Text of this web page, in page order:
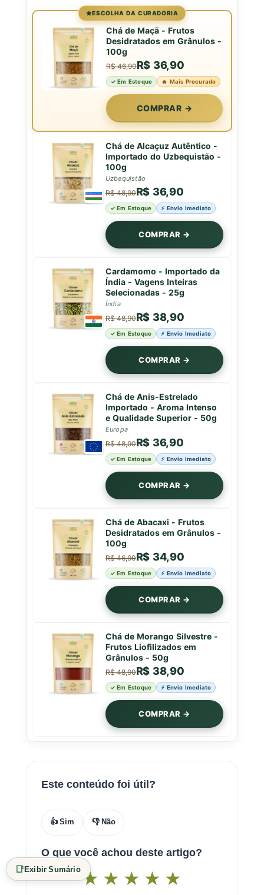
ESCOLHA DA CURADORIA
Chá de Maçã - Frutos
Desidratados em Grânulos -
100g
R$ 46,90R$ 36,90
✓ Em Estoque 🔥 Mais Procurado
COMPRAR →
Chá de Alcaçuz Autêntico -
Importado do Uzbequistão -
100g
Uzbequistão
R$ 48,90R$ 36,90
✓ Em Estoque ⚡ Envio Imediato
COMPRAR →
Cardamomo - Importado da
Índia - Vagens Inteiras
Selecionadas - 25g
Índia
R$ 48,90R$ 38,90
✓ Em Estoque ⚡ Envio Imediato
COMPRAR →
Chá de Anis-Estrelado
Importado - Aroma Intenso
e Qualidade Superior - 50g
Europa
R$ 48,90R$ 36,90
✓ Em Estoque ⚡ Envio Imediato
COMPRAR →
Chá de Abacaxi - Frutos
Desidratados em Grânulos -
100g
R$ 46,90R$ 34,90
✓ Em Estoque ⚡ Envio Imediato
COMPRAR →
Chá de Morango Silvestre -
Frutos Liofilizados em
Grânulos - 50g
R$ 48,90R$ 38,90
✓ Em Estoque ⚡ Envio Imediato
COMPRAR →
Este conteúdo foi útil?
👍 Sim 👎 Não
O que você achou deste artigo?
★ ★ ★ ★ ★
📑Exibir Sumário